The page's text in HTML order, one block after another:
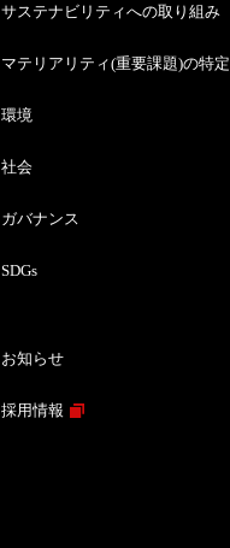
サステナビリティへの取り組み
マテリアリティ(重要課題)の特定
環境
社会
ガバナンス
SDGs
お知らせ
採用情報